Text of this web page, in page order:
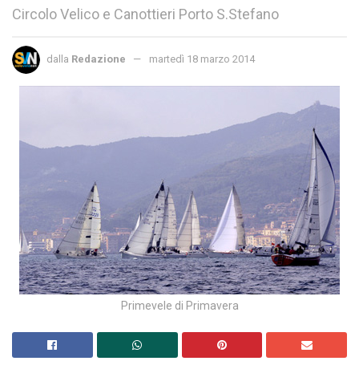
Circolo Velico e Canottieri Porto S.Stefano
dalla Redazione martedì 18 marzo 2014
Primevele di Primavera